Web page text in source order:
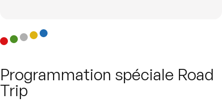
Programmation spéciale Road
Trip